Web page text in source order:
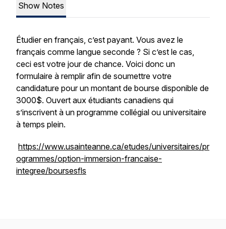
Show Notes
Étudier en français, c’est payant. Vous avez le
français comme langue seconde ? Si c’est le cas,
ceci est votre jour de chance. Voici donc un
formulaire à remplir afin de soumettre votre
candidature pour un montant de bourse disponible de
3000$. Ouvert aux étudiants canadiens qui
s’inscrivent à un programme collégial ou universitaire
à temps plein.
https://www.usainteanne.ca/etudes/universitaires/pr
ogrammes/option-immersion-francaise-
integree/boursesfls